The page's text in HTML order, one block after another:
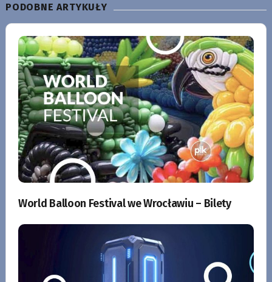
PODOBNE ARTYKUŁY
World Balloon Festival we Wrocławiu – Bilety